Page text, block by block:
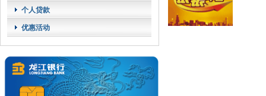
个人贷款
优惠活动